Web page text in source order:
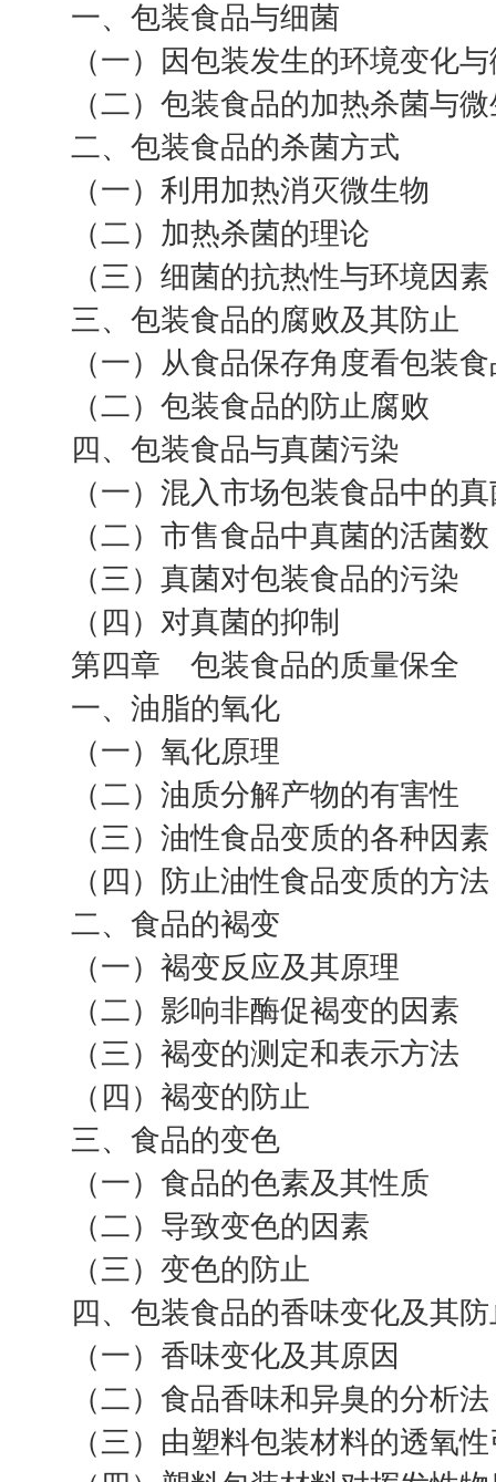
一、包装食品与细菌
（一）因包装发生的环境变化
（二）包装食品的加热杀菌与
二、包装食品的杀菌方式
（一）利用加热消灭微生物
（二）加热杀菌的理论
（三）细菌的抗热性与环境因素
三、包装食品的腐败及其防止
（一）从食品保存角度看包装
（二）包装食品的防止腐败
四、包装食品与真菌污染
（一）混入市场包装食品中的
（二）市售食品中真菌的活菌数
（三）真菌对包装食品的污染
（四）对真菌的抑制
第四章 包装食品的质量保全
一、油脂的氧化
（一）氧化原理
（二）油质分解产物的有害性
（三）油性食品变质的各种因素
（四）防止油性食品变质的方法
二、食品的褐变
（一）褐变反应及其原理
（二）影响非酶促褐变的因素
（三）褐变的测定和表示方法
（四）褐变的防止
三、食品的变色
（一）食品的色素及其性质
（二）导致变色的因素
（三）变色的防止
四、包装食品的香味变化及其
（一）香味变化及其原因
（二）食品香味和异臭的分析法
（三）由塑料包装材料的透氧